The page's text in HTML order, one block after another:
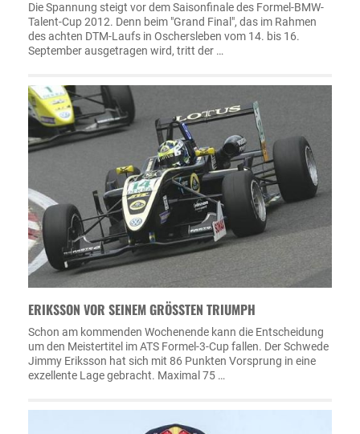
Die Spannung steigt vor dem Saisonfinale des Formel-BMW-
Talent-Cup 2012. Denn beim "Grand Final", das im Rahmen
des achten DTM-Laufs in Oschersleben vom 14. bis 16.
September ausgetragen wird, tritt der …
ERIKSSON VOR SEINEM GRÖSSTEN TRIUMPH
Schon am kommenden Wochenende kann die Entscheidung
um den Meistertitel im ATS Formel-3-Cup fallen. Der Schwede
Jimmy Eriksson hat sich mit 86 Punkten Vorsprung in eine
exzellente Lage gebracht. Maximal 75 …